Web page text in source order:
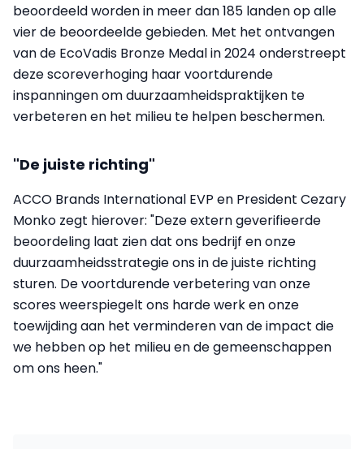
beoordeeld worden in meer dan 185 landen op alle
vier de beoordeelde gebieden. Met het ontvangen
van de EcoVadis Bronze Medal in 2024 onderstreept
deze scoreverhoging haar voortdurende
inspanningen om duurzaamheidspraktijken te
verbeteren en het milieu te helpen beschermen.
"De juiste richting"
ACCO Brands International EVP en President Cezary
Monko zegt hierover: "Deze extern geverifieerde
beoordeling laat zien dat ons bedrijf en onze
duurzaamheidsstrategie ons in de juiste richting
sturen. De voortdurende verbetering van onze
scores weerspiegelt ons harde werk en onze
toewijding aan het verminderen van de impact die
we hebben op het milieu en de gemeenschappen
om ons heen."